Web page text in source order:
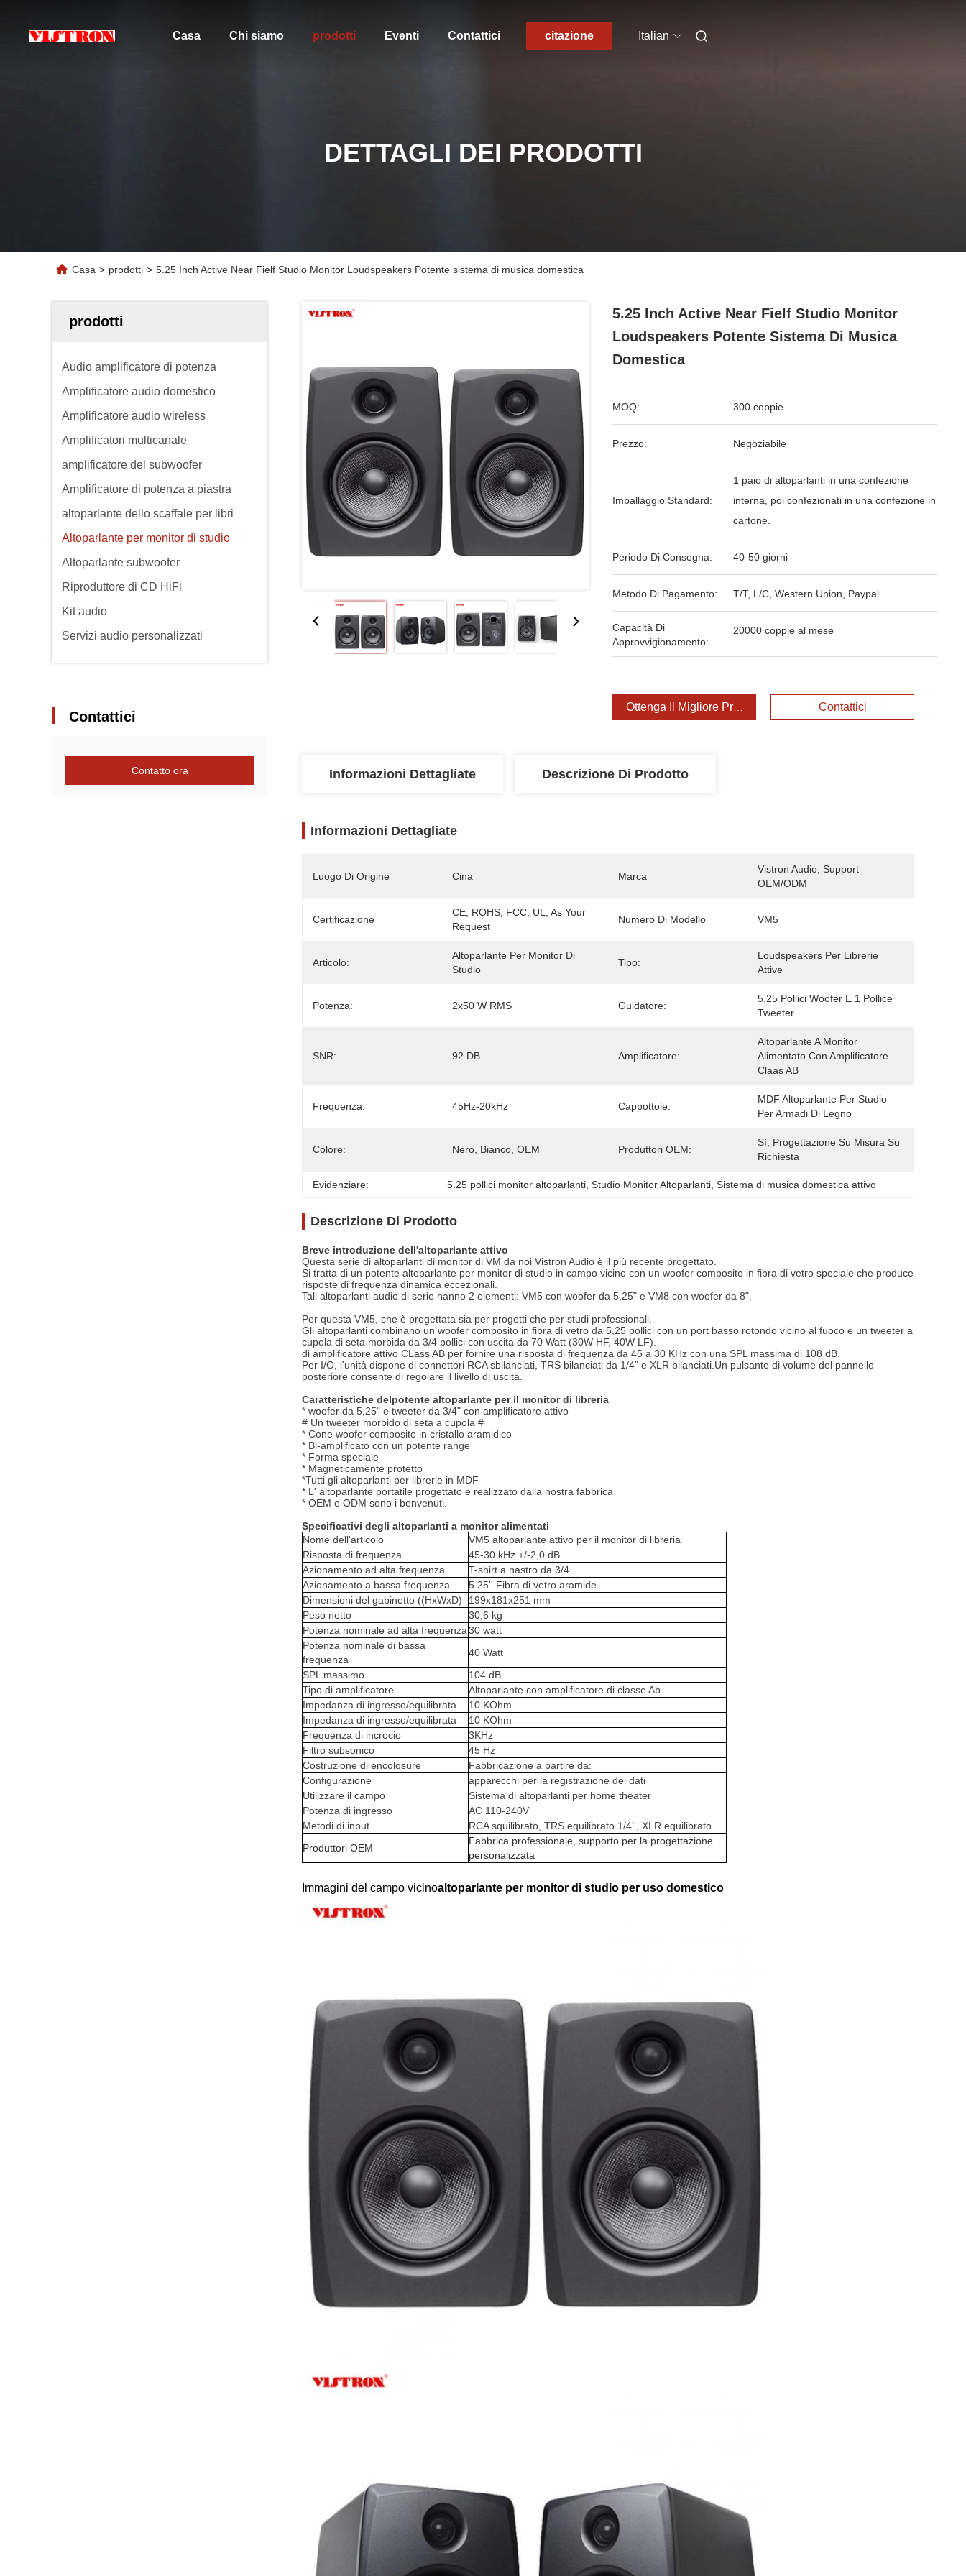
Casa Chi siamo prodotti Eventi Contattici citazione Italian
DETTAGLI DEI PRODOTTI
Casa > prodotti > 5.25 Inch Active Near Fielf Studio Monitor Loudspeakers Potente sistema di musica domestica
prodotti
Audio amplificatore di potenza
Amplificatore audio domestico
Amplificatore audio wireless
Amplificatori multicanale
amplificatore del subwoofer
Amplificatore di potenza a piastra
altoparlante dello scaffale per libri
Altoparlante per monitor di studio
Altoparlante subwoofer
Riproduttore di CD HiFi
Kit audio
Servizi audio personalizzati
Contattici
Contatto ora
5.25 Inch Active Near Fielf Studio Monitor
Loudspeakers Potente Sistema Di Musica
Domestica
MOQ: 300 coppie
Prezzo: Negoziabile
Imballaggio Standard:
1 paio di altoparlanti in una confezione
interna, poi confezionati in una confezione in
cartone.
Periodo Di Consegna: 40-50 giorni
Metodo Di Pagamento: T/T, L/C, Western Union, Paypal
Capacità Di
Approvvigionamento:
20000 coppie al mese
Ottenga Il Migliore Prezzo Contattici
Informazioni Dettagliate Descrizione Di Prodotto
Informazioni Dettagliate
Luogo Di Origine Cina Marca
Vistron Audio, Support
OEM/ODM
Certificazione
CE, ROHS, FCC, UL, As Your
Request
Numero Di Modello VM5
Articolo:
Altoparlante Per Monitor Di
Studio
Tipo:
Loudspeakers Per Librerie
Attive
Potenza: 2x50 W RMS Guidatore:
5.25 Pollici Woofer E 1 Pollice
Tweeter
SNR: 92 DB Amplificatore:
Altoparlante A Monitor
Alimentato Con Amplificatore
Claas AB
Frequenza: 45Hz-20kHz Cappottole:
MDF Altoparlante Per Studio
Per Armadi Di Legno
Colore: Nero, Bianco, OEM Produttori OEM:
Sì, Progettazione Su Misura Su
Richiesta
Evidenziare: 5.25 pollici monitor altoparlanti , Studio Monitor Altoparlanti , Sistema di musica domestica attivo
Descrizione Di Prodotto
Breve introduzione dell'altoparlante attivo
Questa serie di altoparlanti di monitor di VM da noi Vistron Audio è il più recente progettato.
Si tratta di un potente altoparlante per monitor di studio in campo vicino con un woofer composito in fibra di vetro speciale che produce
risposte di frequenza dinamica eccezionali.
Tali altoparlanti audio di serie hanno 2 elementi: VM5 con woofer da 5,25" e VM8 con woofer da 8".
Per questa VM5, che è progettata sia per progetti che per studi professionali.
Gli altoparlanti combinano un woofer composito in fibra di vetro da 5,25 pollici con un port basso rotondo vicino al fuoco e un tweeter a
cupola di seta morbida da 3/4 pollici con uscita da 70 Watt (30W HF, 40W LF).
di amplificatore attivo CLass AB per fornire una risposta di frequenza da 45 a 30 KHz con una SPL massima di 108 dB.
Per I/O, l'unità dispone di connettori RCA sbilanciati, TRS bilanciati da 1/4" e XLR bilanciati.Un pulsante di volume del pannello
posteriore consente di regolare il livello di uscita.
Caratteristiche delpotente altoparlante per il monitor di libreria
* woofer da 5,25" e tweeter da 3/4" con amplificatore attivo
# Un tweeter morbido di seta a cupola #
* Cone woofer composito in cristallo aramidico
* Bi-amplificato con un potente range
* Forma speciale
* Magneticamente protetto
*Tutti gli altoparlanti per librerie in MDF
* L' altoparlante portatile progettato e realizzato dalla nostra fabbrica
* OEM e ODM sono i benvenuti.
Specificativi degli altoparlanti a monitor alimentati
Nome dell'articolo
VM5 altoparlante attivo per il monitor di libreria
Risposta di frequenza
45-30 kHz +/-2,0 dB
Azionamento ad alta frequenza
T-shirt a nastro da 3/4
Azionamento a bassa frequenza
5.25'' Fibra di vetro aramide
Dimensioni del gabinetto ((HxWxD)
199x181x251 mm
Peso netto
30,6 kg
Potenza nominale ad alta frequenza30 watt
Potenza nominale di bassa
frequenza
40 Watt
SPL massimo
104 dB
Tipo di amplificatore
Altoparlante con amplificatore di classe Ab
Impedanza di ingresso/equilibrata
10 KOhm
Impedanza di ingresso/equilibrata
10 KOhm
Frequenza di incrocio
3KHz
Filtro subsonico
45 Hz
Costruzione di encolosure
Fabbricazione a partire da:
Configurazione
apparecchi per la registrazione dei dati
Utilizzare il campo
Sistema di altoparlanti per home theater
Potenza di ingresso
AC 110-240V
Metodi di input
RCA squilibrato, TRS equilibrato 1/4'', XLR equilibrato
Produttori OEM
Fabbrica professionale, supporto per la progettazione
personalizzata
Immagini del campo vicinoaltoparlante per monitor di studio per uso domestico